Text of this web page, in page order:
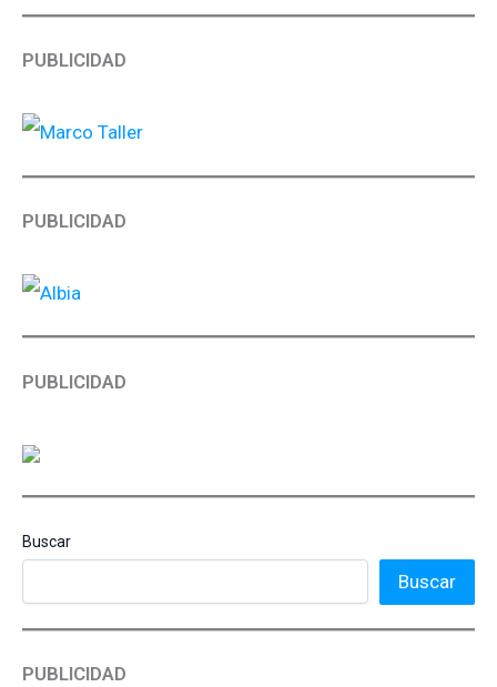
PUBLICIDAD
PUBLICIDAD
PUBLICIDAD
Buscar
Buscar
PUBLICIDAD